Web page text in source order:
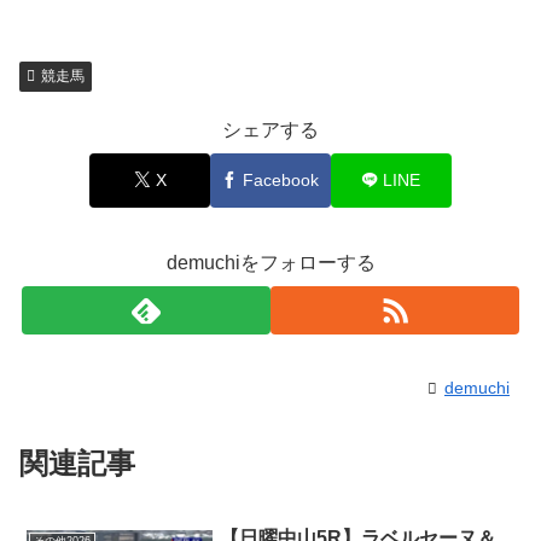
競走馬
シェアする
X Facebook LINE
demuchiをフォローする
demuchi
関連記事